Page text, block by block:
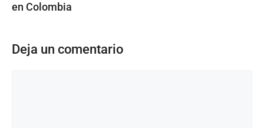
en Colombia
Deja un comentario